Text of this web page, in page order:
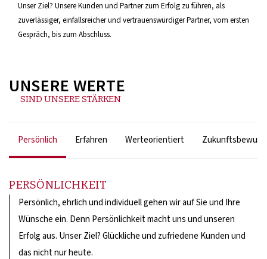
Unser Ziel? Unsere Kunden und Partner zum Erfolg zu führen, als
zuverlässiger, einfallsreicher und vertrauenswürdiger Partner, vom ersten
Gespräch, bis zum Abschluss.
UNSERE WERTE
SIND UNSERE STÄRKEN
Persönlich Erfahren Werteorientiert
PERSÖNLICHKEIT
Persönlich, ehrlich und individuell gehen wir auf Sie und Ihre
Wünsche ein. Denn Persönlichkeit macht uns und unseren
Erfolg aus. Unser Ziel? Glückliche und zufriedene Kunden und
das nicht nur heute.